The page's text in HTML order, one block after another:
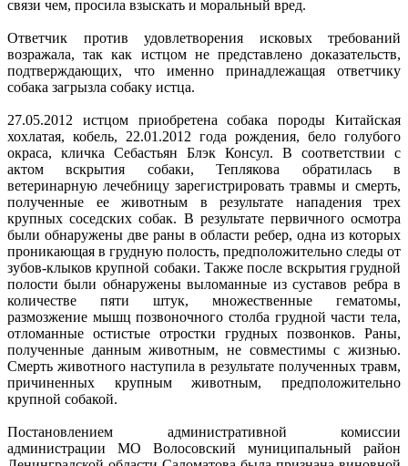
связи чем, просила взыскать и моральный вред.
Ответчик против удовлетворения исковых требований
возражала, так как истцом не представлено доказательств,
подтверждающих, что именно принадлежащая ответчику
собака загрызла собаку истца.
27.05.2012 истцом приобретена собака породы Китайская
хохлатая, кобель, 22.01.2012 года рождения, бело голубого
окраса, кличка Себастьян Блэк Консул. В соответствии с
актом вскрытия собаки, Теплякова обратилась в
ветеринарную лечебницу зарегистрировать травмы и смерть,
полученные ее животным в результате нападения трех
крупных соседских собак. В результате первичного осмотра
были обнаружены две раны в области ребер, одна из которых
проникающая в грудную полость, предположительно следы от
зубов-клыков крупной собаки. Также после вскрытия грудной
полости были обнаружены выломанные из суставов ребра в
количестве пяти штук, множественные гематомы,
размозжение мышц позвоночного столба грудной части тела,
отломанные остистые отростки грудных позвонков. Раны,
полученные данным животным, не совместимы с жизнью.
Смерть животного наступила в результате полученных травм,
причиненных крупным животным, предположительно
крупной собакой.
Постановлением административной комиссии
администрации МО Волосовский муниципальный район